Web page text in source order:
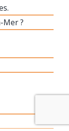
Mer ?